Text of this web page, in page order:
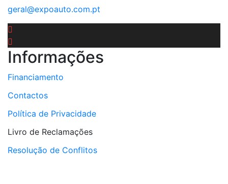
geral@expoauto.com.pt
Informações
Financiamento
Contactos
Política de Privacidade
Livro de Reclamações
Resolução de Conflitos